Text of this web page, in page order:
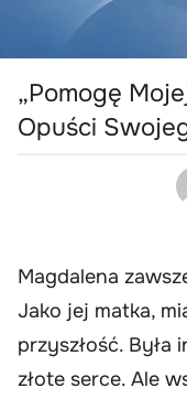
„Pomogę
Opuści
Magdalena
Jako jej matka,
przyszłość. Była
złote serce. Ale